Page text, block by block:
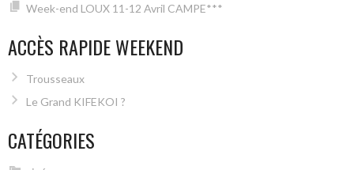
Week-end LOUX 11-12 Avril CAMPE***
ACCÈS RAPIDE WEEKEND
Trousseaux
Le Grand KIFEKOI ?
CATÉGORIES